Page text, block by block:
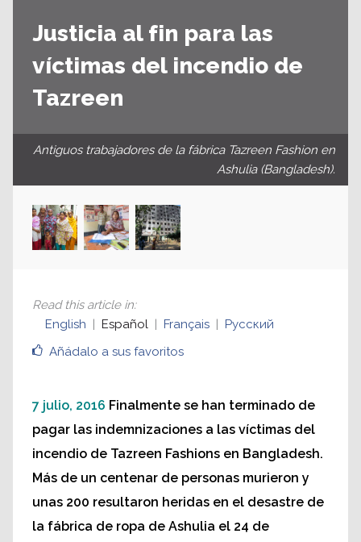
Justicia al fin para las
víctimas del incendio de
Tazreen
Antiguos trabajadores de la fábrica Tazreen Fashion en
Ashulia (Bangladesh).
Añádalo a sus favoritos
Read this article in:
English
Español Français Русский
7 julio, 2016 Finalmente se han terminado de
pagar las indemnizaciones a las víctimas del
incendio de Tazreen Fashions en Bangladesh.
Más de un centenar de personas murieron y
unas 200 resultaron heridas en el desastre de
la fábrica de ropa de Ashulia el 24 de